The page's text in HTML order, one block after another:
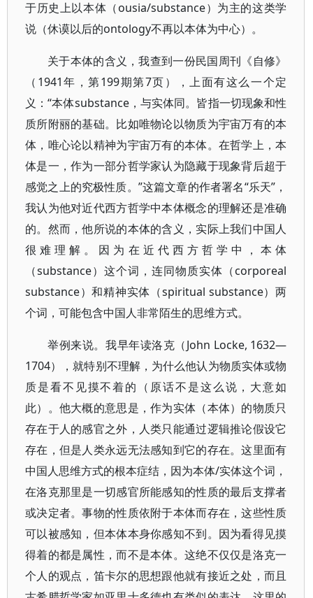
于历史上以本体（ousia/substance）为主的这类学
说（休谟以后的ontology不再以本体为中心）。
关于本体的含义，我查到一份民国周刊《自修》
（1941年，第199期第7页），上面有这么一个定
义：“本体substance，与实体同。皆指一切现象和性
质所附丽的基础。比如唯物论以物质为宇宙万有的本
体，唯心论以精神为宇宙万有的本体。在哲学上，本
体是一，作为一部分哲学家认为隐藏于现象背后超于
感觉之上的究极性质。”这篇文章的作者署名“乐天”，
我认为他对近代西方哲学中本体概念的理解还是准确
的。然而，他所说的本体的含义，实际上我们中国人
很难理解。因为在近代西方哲学中，本体
（substance）这个词，连同物质实体（corporeal
substance）和精神实体（spiritual substance）两
个词，可能包含中国人非常陌生的思维方式。
举例来说。我早年读洛克（John Locke, 1632—
1704），就特别不理解，为什么他认为物质实体或物
质是看不见摸不着的（原话不是这么说，大意如
此）。他大概的意思是，作为实体（本体）的物质只
存在于人的感官之外，人类只能通过逻辑推论假设它
存在，但是人类永远无法感知到它的存在。这里面有
中国人思维方式的根本症结，因为本体/实体这个词，
在洛克那里是一切感官所能感知的性质的最后支撑者
或决定者。事物的性质依附于本体而存在，这些性质
可以被感知，但本体本身你感知不到。因为看得见摸
得着的都是属性，而不是本体。这绝不仅仅是洛克一
个人的观点，笛卡尔的思想跟他就有接近之处，而且